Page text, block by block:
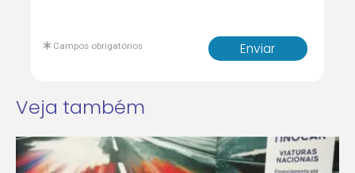
Enviar
Campos obrigatórios
Veja também